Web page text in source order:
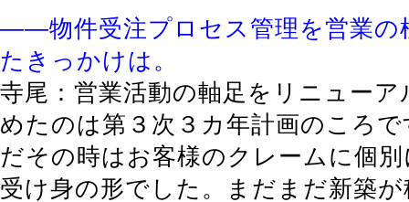
――物件受注プロセス管理を営業の
たきっかけは。
寺尾：営業活動の軸足をリニュー
めたのは第３次３カ年計画のころ
だその時はお客様のクレームに個
受け身の形でした。まだまだ新築